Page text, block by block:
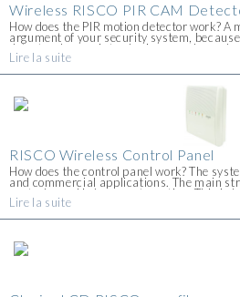
Wireless RISCO PIR CAM
How does the PIR motion detector work?
argument of your security system,
detects when an intruder is around your
Lire la suite
RISCO Wireless Control Panel
How does the control panel work? The
and commercial applications. The main
control panel is home automation. This is
Lire la suite